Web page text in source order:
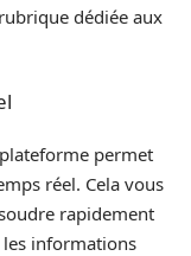
dédiée aux
permet
réel. Cela vous
rapidement
les informations